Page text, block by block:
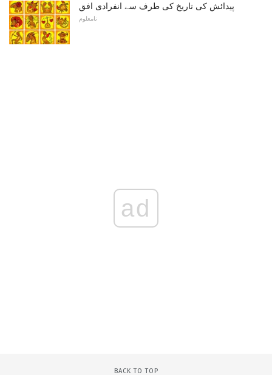
پیدائش کی تاریخ کی طرف سے انفرادی افق
نامعلوم
ad
BACK TO TOP